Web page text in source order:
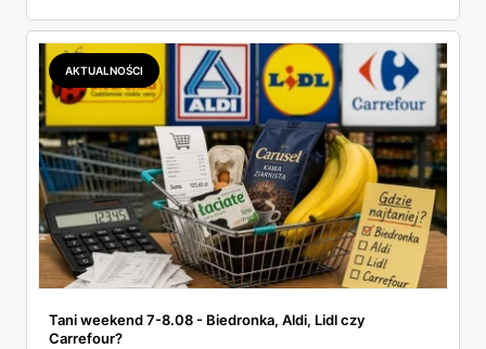
zawsze wygrywa — ta sama kawa ziarnista kosztuje w
Makro ponad dwa razy więcej niż w weekendowej
promocji dyskontu.
AKTUALNOŚCI
Tani weekend 7-8.08 - Biedronka, Aldi, Lidl czy
Carrefour?